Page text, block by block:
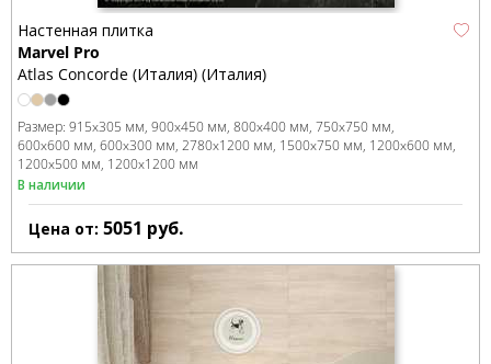
Настенная плитка
Marvel Pro
Atlas Concorde (Италия) (Италия)
Размер: 915x305 мм 900x450 мм 800x400 мм 750x750 мм
600x600 мм 600x300 мм 2780x1200 мм 1500x750 мм 1200x600 мм
1200x500 мм 1200x1200 мм
В наличии
Цена от: 5051 руб.